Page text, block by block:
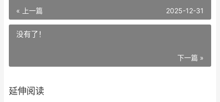
« 上一篇 2025-12-31
没有了！
下一篇 »
延伸阅读